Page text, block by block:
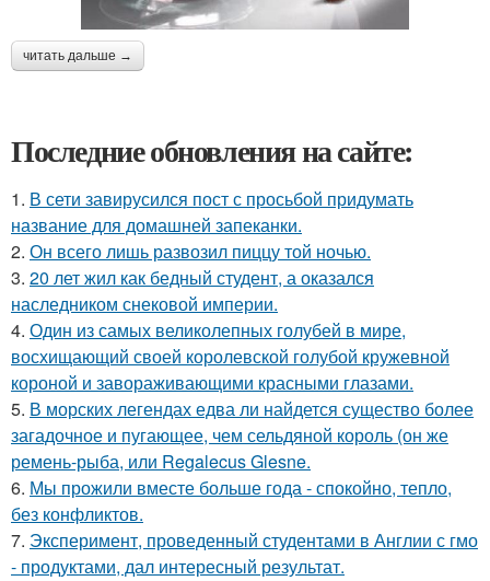
читать дальше →
Последние обновления на сайте:
1. В сети завирусился пост с просьбой придумать
название для домашней запеканки.
2. Он всего лишь развозил пиццу той ночью.
3. 20 лет жил как бедный студент, а оказался
наследником снековой империи.
4. Один из самых великолепных голубей в мире,
восхищающий своей королевской голубой кружевной
короной и завораживающими красными глазами.
5. В морских легендах едва ли найдется существо более
загадочное и пугающее, чем сельдяной король (он же
ремень-рыба, или Regalecus Glesne.
6. Мы прожили вместе больше года - спокойно, тепло,
без конфликтов.
7. Эксперимент, проведенный студентами в Англии с гмо
- продуктами, дал интересный результат.